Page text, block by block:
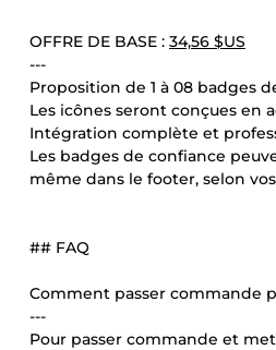
OFFRE DE BASE : 34,56 $US
---
Proposition de 1 à 08 badges
Les icônes seront conçues en
Intégration complète et
Les badges de confiance
même dans le footer, selon
## FAQ
Comment passer commande
---
Pour passer commande et